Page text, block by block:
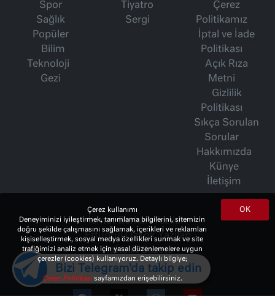
Spor
Sağlık
Popüler
Bilim
Teknoloji
Gezi
Tiyatro
Sergi
Çerez
Politikamız
İptal ve İade
Politikası
Açık Rıza
Metni
Gizlilik
Politikası
Sıkça Sorulan
Sorular
Hakkımızda
Künye
İletişim
İsmet Berkan Yazıları
Ertuğrul Özkök Yazıları
Haftalık Gazete
OK
Çerez kullanımı
Deneyiminizi iyileştirmek, tanımlama bilgilerini, sitemizin
doğru şekilde çalışmasını sağlamak, içerikleri ve reklamları
kişiselleştirmek, sosyal medya özellikleri sunmak ve site
trafiğimizi analiz etmek için yasal düzenlemelere uygun
çerezler (cookies) kullanıyoruz. Detaylı bilgiye;
Çerez Politikasısayfamızdan erişebilirsiniz.
Bizi Telegram'da takip edin